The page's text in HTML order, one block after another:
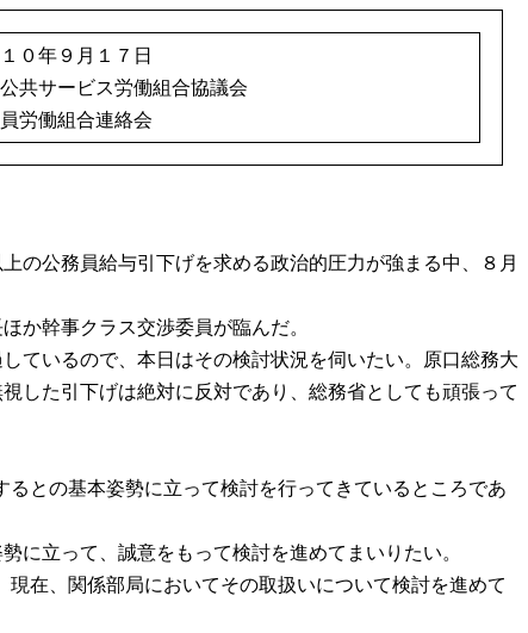
０年９月１７日
共サービス労働組合協議会
労働組合連絡会
の公務員給与引下げを求める政治的圧力が強まる中、８月
か幹事クラス交渉委員が臨んだ。
ているので、本日はその検討状況を伺いたい。原口総務大
した引下げは絶対に反対であり、総務省としても頑張って
との基本姿勢に立って検討を行ってきているところであ
立って、誠意をもって検討を進めてまいりたい。
在、関係部局においてその取扱いについて検討を進めて